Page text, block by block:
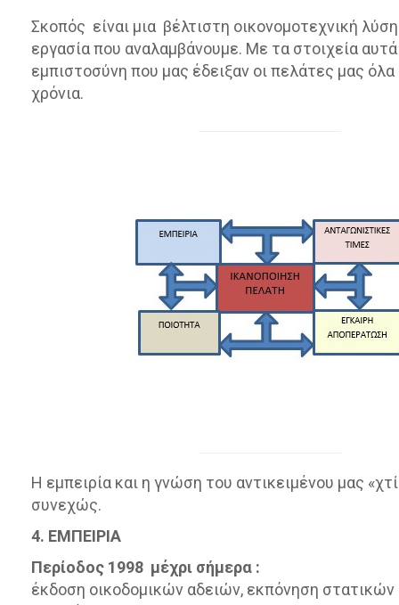
Σκοπός είναι μια βέλτιστη οικονομοτεχνική
εργασία που αναλαμβάνουμε. Με τα στοιχεία
εμπιστοσύνη που μας έδειξαν οι πελάτες μας
χρόνια.
Η εμπειρία και η γνώση του αντικειμένου μας
συνεχώς.
4. ΕΜΠΕΙΡΙΑ
Περίοδος 1998 μέχρι σήμερα :
έκδοση οικοδομικών αδειών, εκπόνηση